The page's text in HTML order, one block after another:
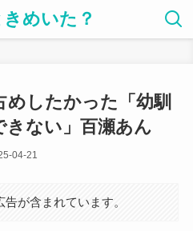
めいた？
めしたかった「幼馴
きない」百瀬あん
04-21
が含まれています。